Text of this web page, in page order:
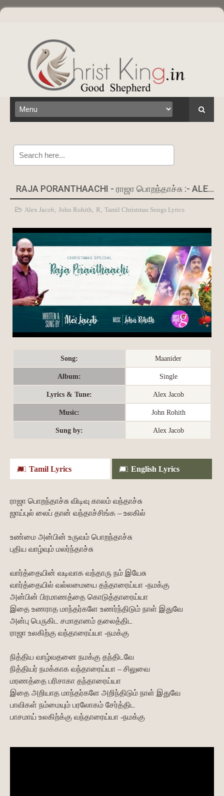
RAJA PORANTHAACHI - ராஜா பொறந்தாச்சு :- ALEX JACOB
Alex Jacob, John Rohith, R, Tamil Christmas Songs Lyrics
Song: Maanider
Album: Single
Lyrics & Tune: Alex Jacob
Music: John Rohith
Sung by: Alex Jacob
Tamil Lyrics English Lyrics
ராஜா பொறந்தாச்சு விடிவு காலம் வந்தாச்சு
ஜாய்புல் லைப் தான் வந்தாச்சிங்க – உலகில்
உண்மை அன்பின் உருவம் பொறந்தாச்சு
புதிய வாழ்வும் மலர்ந்தாச்சு
வார்த்தையின் வடிவாக வந்தாரு நம் இயேசு
வார்த்தையில் வல்லமையை தந்தாரைய்யா -நமக்கு
அன்பின் பிரமாணத்தை கொடுத்தாரைய்யா
இதை உணராத மாந்தர்களே உணர்ந்திடும் நாள் இதுவே
அன்பு பெருகிட சமாதானம் தலைத்திட
ராஜா உலகிற்கு வந்தாரைய்யா -நமக்கு
நித்திய வாழ்வதனை நமக்கு தந்திடவே
நித்தியர் நமக்காக வந்தாரைய்யா – சிலுவை
மரணத்தை பரிசாகா தந்தாரைய்யா
இதை அறியாத மாந்தர்களே அறிந்திடும் நாள் இதுவே
பாவிகள் நம்மையும் பரலோகம் சேர்த்திட
பாசமாய் உலகிற்க்கு வந்தாரைய்யா -நமக்கு